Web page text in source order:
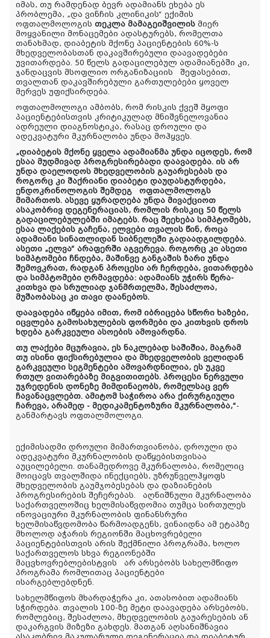
იმას, თუ რამდენად ბევრ ადამიანს ეხება ეს
პრობლემა, „და ვინჩის კლინიკის“ ექიმის
ოფთალმოლოგის თეკლა მამაგეიშვილის მიერ
მოყვანილი მონაცემები ადასტურებს, რომელთა
თანახმად, დიაბეტის მქონე პაციენტების 60%-ს
მხედველობასთან დაკავშირებული დაავადებები
უვითარდება. 50 წელს გადაცილებულ ადამიანებში კი,
ჯანდაცვის მსოფლიო ორგანიზაციის
შეფასებით,
თვალთან დაკავშირებული გართულებები ყოველ
მერვეს უფიქსირდება.
ოფთალმოლოგი ამბობს, რომ რისკის ქვეშ მყოფი
პაციენტებისთვის კრიტიკულად მნიშვნელოვანია
ადრეული დიაგნოსტიკა, რასაც დროული და
ადეკვატური მკურნალობა უნდა მოჰყვეს.
„დიაბეტის მქონე ყველა ადამიანმა უნდა იცოდეს, რომ
ესაა მუდმივად პროგრესირებადი დაავადება. ის არ
უნდა დაელოდოს მხედველობის გაუარესებას და
როგორც კი შაქრიანი დიაბეტი დაუდასტურდება,
ენდოკრინოლოგის შემდეგ
ოფთალმოლოგს
მიმართოს. ასევე ყურადღება უნდა მივაქციოთ
ასაკობრივ დეგენერაციას, რომლის რისკიც 50 წელს
გადაცილებულებში იმატებს. რაც შეეხება სიმპტომებს,
ესაა ლაქების გაჩენა, ელვები თვალის წინ, როცა
ადამიანი სინათლიდან სიბნელეში გადაადგილდება.
ასეთი „ელვა“ არაფერში აგვერევა. როგორც კი ასეთი
სიმპტომები ჩნდება, მაშინვე განგაშის ზარი უნდა
შემოვკრათ, რადგან პროცესი არ ჩერდება, ვითარდება
და სიმპტომები ღრმავდება: ადამიანს უჭირს წერა-
კითხვა და სრულიად ჯანმრთელმა, შესაძლოა,
მუშაობასაც კი თავი დაანებოს.
დაავადება იწყება იმით, რომ იბრიცება სწორი ხაზები,
იცვლება გამოსახულების ფორმები და კითხვის დროს
ხდება გარკვეული ასოების ამოვარდნა.
თუ ლაქები მცურავია, ეს ნაკლებად საშიშია, მაგრამ
თუ ისინი ფიქსირებულია და მხედველობის ველიდან
გარკვეული სეგმენტები ამოვარდნილია, ეს უკვე
რთულ ვითარებაზე მიგვითითებს. პროცესი ნერვული
უჯრედენის დონეზე მიმდინაეობს, რომელსაც ვერ
ჩავანაცვლებთ. ამიტომ საჭიროა არა ქირურგიული
ჩარევა, არამედ - მედიკამენტოზური მკურნალობა,“-
განმარტავს ოფთალმოლოგი.
ექიმისადმი დროული მიმართვიანობა, დროული და
ადეკვატური მკურნალობის დაწყებისთვისაა
აუცილებელი. თანამედროვე მკურნალობა, რომელიც
მოიცავს თვალშიდა ინექციებს, უზრუნველჰყოფს
მხედველობის გაუმჯობესებას და დაზიანების
პროგრესირების შეჩერებას.
აღნიშნული მკურნალობა
საქართველოშიც ხელმისაწვდომია თუმცა სირთულეს
ინოვაციური მკურნალობის ფინანსრური
ხელმისაწვდომობა წარმოადგენს, ვინაიდნა ამ ეტაპზე
მხოლოდ აჭარის რეგიონში მაცხოვრებელი
პაციენტებისთვის არის შექმნილი პროგრამა, ხოლო
საქართველოს სხვა რეგიონებში
მაცვხოვრებლებისტვის
არ არსებობს სახელმწიფო
პროგრამა რომლითაც პაციენტები
ისარგებლებდნენ.
სახელმწიფოს მხარდაჭერა კი, ათასობით ადამიანს
სჭირდება. თვალის 100-ზე მეტი დაავადება არსებობს,
რომლებიც, შესაძლოა, მხედველობის გაუარესების ან
დაკარგვის მიზეზი გახდეს. მათგან აღსანიშნავია